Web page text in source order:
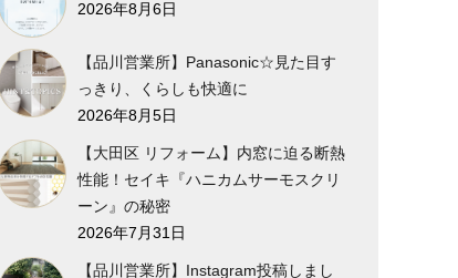
2026年8月6日
【品川営業所】Panasonic☆見た目す
っきり、くらしも快適に
2026年8月5日
【大田区 リフォーム】内窓に迫る断熱
性能！セイキ『ハニカムサーモスクリ
ーン』の秘密
2026年7月31日
【品川営業所】Instagram投稿しまし